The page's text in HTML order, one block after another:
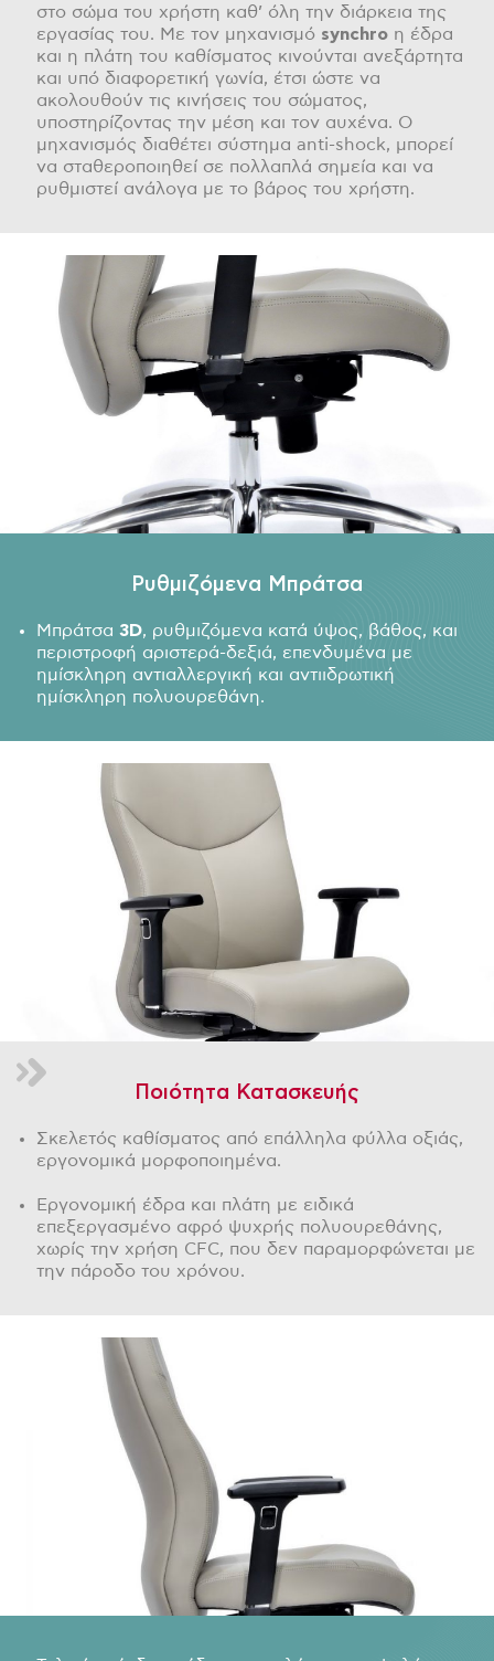
στο σώμα του χρήστη καθ’ όλη την διάρκεια της
εργασίας του. Με τον μηχανισμό synchro η έδρα
και η πλάτη του καθίσματος κινούνται ανεξάρτητα
και υπό διαφορετική γωνία, έτσι ώστε να
ακολουθούν τις κινήσεις του σώματος,
υποστηρίζοντας την μέση και τον αυχένα. Ο
μηχανισμός διαθέτει σύστημα anti-shock, μπορεί
να σταθεροποιηθεί σε πολλαπλά σημεία και να
ρυθμιστεί ανάλογα με το βάρος του χρήστη.
Ρυθμιζόμενα Μπράτσα
Μπράτσα3D, ρυθμιζόμενα κατά ύψος, βάθος, και
περιστροφή αριστερά-δεξιά, επενδυμένα με
ημίσκληρη αντιαλλεργική και αντιιδρωτική
ημίσκληρη πολυουρεθάνη.
Ποιότητα Κατασκευής
Σκελετός καθίσματος από επάλληλα φύλλα οξιάς,
εργονομικά μορφοποιημένα.
Εργονομική έδρα και πλάτη με ειδικά
επεξεργασμένο αφρό ψυχρής πολυουρεθάνης,
χωρίς την χρήση CFC, που δεν παραμορφώνεται με
την πάροδο του χρόνου.